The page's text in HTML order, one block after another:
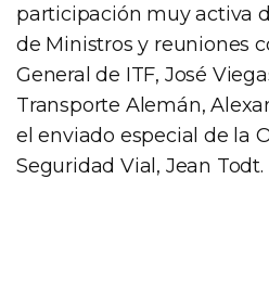
participación muy activa
de Ministros y reuniones
General de ITF, José
Transporte Alemán,
el enviado especial de la
Seguridad Vial, Jean Todt.